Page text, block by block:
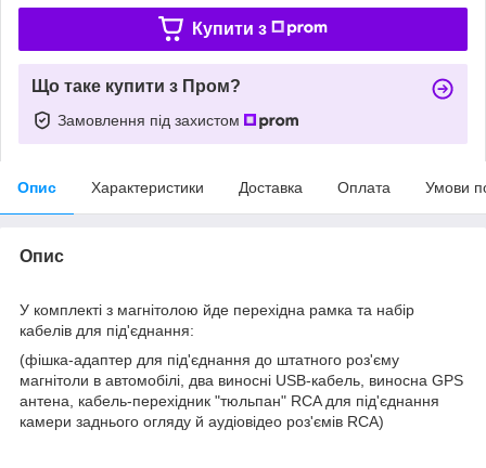
Купити з
Що таке купити з Пром?
Замовлення під захистом
Опис Характеристики Доставка Оплата Умови
Опис
У комплекті з магнітолою йде перехідна рамка та набір
кабелів для під'єднання:
(фішка-адаптер для під'єднання до штатного роз'єму
магнітоли в автомобілі, два виносні USB-кабель, виносна GPS
антена, кабель-перехідник "тюльпан" RCA для під'єднання
камери заднього огляду й аудіовідео роз'ємів RCA)